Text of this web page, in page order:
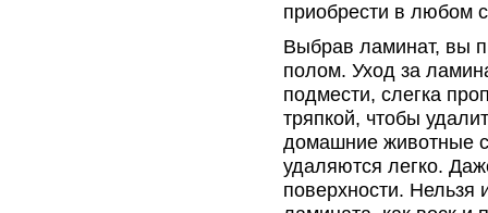
приобрести в любом
Выбрав ламинат, вы
полом. Уход за
подмести, слегка
тряпкой, чтобы
домашние животные
удаляются легко.
поверхности. Нельзя